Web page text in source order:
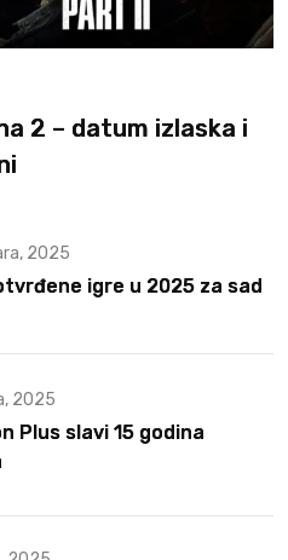
2 – datum izlaska i
2025
igre u 2025 za sad
2025
Plus slavi 15 godina